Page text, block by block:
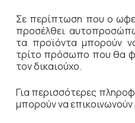
Σε περίπτωση που ο
προσέλθει
τα προϊόντα μπορούν
τρίτο πρόσωπο που θα
τον δικαιούχο.
Για περισσότερες
μπορούν να επικοινωνούν